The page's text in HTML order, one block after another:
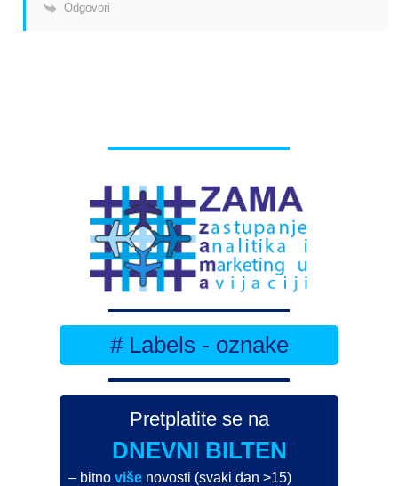
Odgovori
# Labels - oznake
Pretplatite se na
DNEVNI BILTEN
– bitnoviše novosti (svaki dan >15)